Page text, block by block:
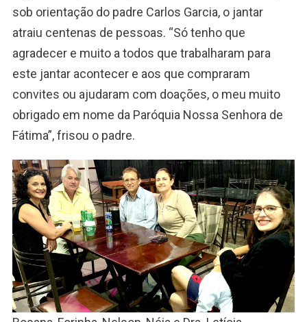
sob orientação do padre Carlos Garcia, o jantar
atraiu centenas de pessoas. “Só tenho que
agradecer e muito a todos que trabalharam para
este jantar acontecer e aos que compraram
convites ou ajudaram com doações, o meu muito
obrigado em nome da Paróquia Nossa Senhora de
Fátima”, frisou o padre.